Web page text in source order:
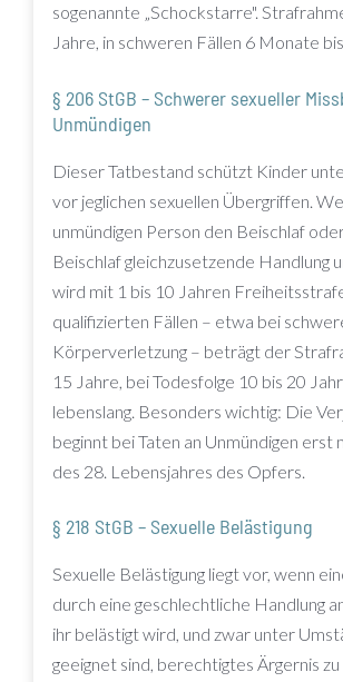
sogenannte „Schockstarre".
Jahre, in schweren Fällen 6 Monate
§ 206 StGB – Schwerer sexueller
Unmündigen
Dieser Tatbestand schützt Kinder
vor jeglichen sexuellen Übergriffen.
unmündigen Person den Beischlaf
Beischlaf gleichzusetzende Handlung
wird mit 1 bis 10 Jahren
qualifizierten Fällen – etwa bei
Körperverletzung – beträgt der
15 Jahre, bei Todesfolge 10 bis 20
lebenslang. Besonders wichtig: Die
beginnt bei Taten an Unmündigen erst
des 28. Lebensjahres des Opfers.
§ 218 StGB – Sexuelle Belästigung
Sexuelle Belästigung liegt vor, wenn
durch eine geschlechtliche Handlung
ihr belästigt wird, und zwar unter
geeignet sind, berechtigtes Ärgernis